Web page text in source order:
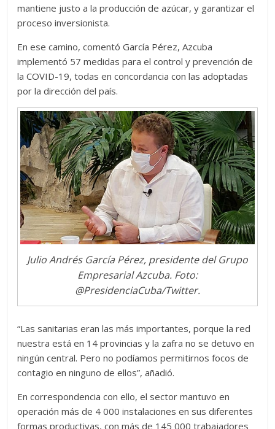
mantiene justo a la producción de azúcar, y garantizar el
proceso inversionista.
En ese camino, comentó García Pérez, Azcuba
implementó 57 medidas para el control y prevención de
la COVID-19, todas en concordancia con las adoptadas
por la dirección del país.
Julio Andrés García Pérez, presidente del Grupo
Empresarial Azcuba. Foto:
@PresidenciaCuba/Twitter.
“Las sanitarias eran las más importantes, porque la red
nuestra está en 14 provincias y la zafra no se detuvo en
ningún central. Pero no podíamos permitirnos focos de
contagio en ninguno de ellos”, añadió.
En correspondencia con ello, el sector mantuvo en
operación más de 4 000 instalaciones en sus diferentes
formas productivas, con más de 145 000 trabajadores